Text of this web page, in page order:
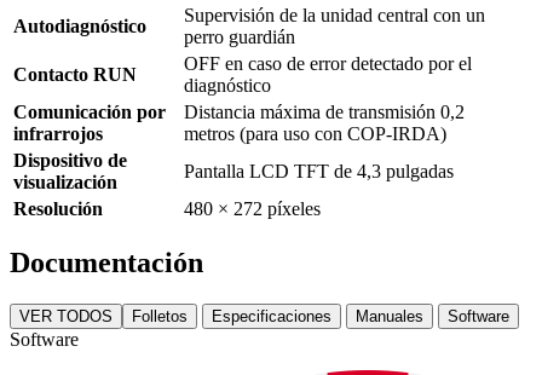
Autodiagnóstico
Supervisión de la unidad central con un
perro guardián
Contacto RUN
OFF en caso de error detectado por el
diagnóstico
Comunicación por
infrarrojos
Distancia máxima de transmisión 0,2
metros (para uso con COP-IRDA)
Dispositivo de
visualización
Pantalla LCD TFT de 4,3 pulgadas
Resolución
480 × 272 píxeles
Documentación
VER TODOS Folletos Especificaciones Manuales Software
Software